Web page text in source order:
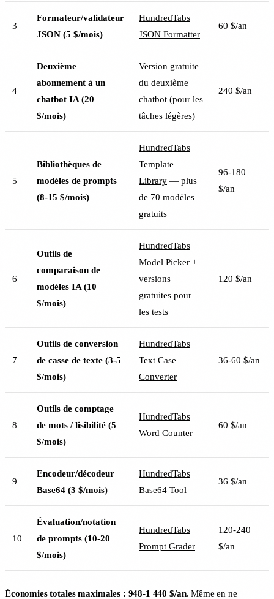
3
Formateur/validateur
JSON (5 $/mois)
HundredTabs
JSON Formatter
60 $/an
4
Deuxième
abonnement à un
chatbot IA (20
$/mois)
Version gratuite
du deuxième
chatbot (pour les
tâches légères)
240 $/an
5
Bibliothèques de
modèles de prompts
(8-15 $/mois)
HundredTabs
Template
Library — plus
de 70 modèles
gratuits
96-180
$/an
6
Outils de
comparaison de
modèles IA (10
$/mois)
HundredTabs
Model Picker +
versions
gratuites pour
les tests
120 $/an
7
Outils de conversion
de casse de texte (3-5
$/mois)
HundredTabs
Text Case
Converter
36-60 $/an
8
Outils de comptage
de mots / lisibilité (5
$/mois)
HundredTabs
Word Counter
60 $/an
9
Encodeur/décodeur
Base64 (3 $/mois)
HundredTabs
Base64 Tool
36 $/an
10
Évaluation/notation
de prompts (10-20
$/mois)
HundredTabs
Prompt Grader
120-240
$/an
Économies totales maximales : 948-1 440 $/an. Même en ne